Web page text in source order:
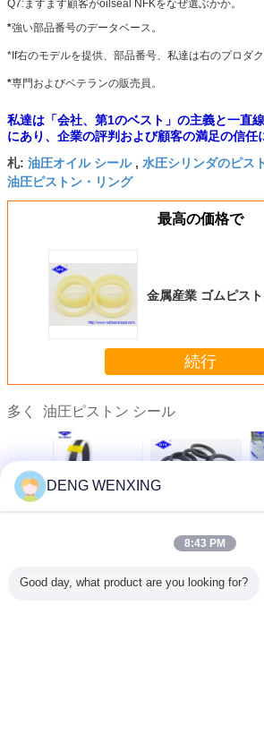
Q7:ますます顧客がoilseal NFKをなぜ選ぶかか。
*強い部品番号のデータベース。
*If右のモデルを提供、部品番号、私達は右のプロダク
*専門およびベテランの販売員。
私達は「会社、第1のベスト」の主義と一直
にあり、企業の評判および顧客の満足の信任
札: 油圧オイル シール, 水圧シリンダのピス
油圧ピストン・リング
最高の価格で
金属産業 ゴムピス
続行
多く 油圧ピストン シール
掘削
492425 ピストン
高性能ピストン棒
FKM USHのタイ
プ耐食性
組
言語を変えて下さい
DENG WENXING
8:43 PM
Good day, what product are you looking for?